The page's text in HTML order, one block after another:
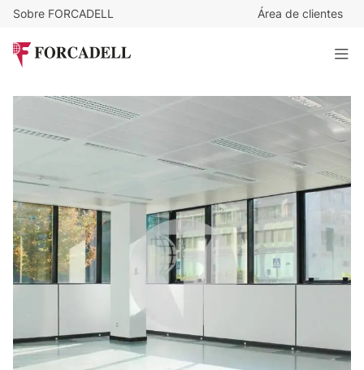
Sobre FORCADELL Área de clientes
Oficina alquiler Madrid. Avenida del Partenón - Campo de
las Naciones